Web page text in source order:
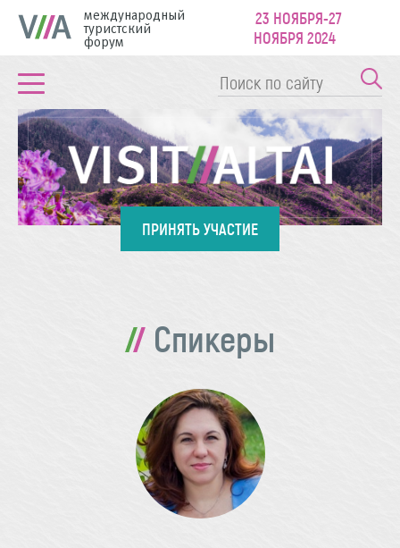
международный
туристский
форум
23 НОЯБРЯ-27
НОЯБРЯ 2024
ПРИНЯТЬ УЧАСТИЕ
Спикеры